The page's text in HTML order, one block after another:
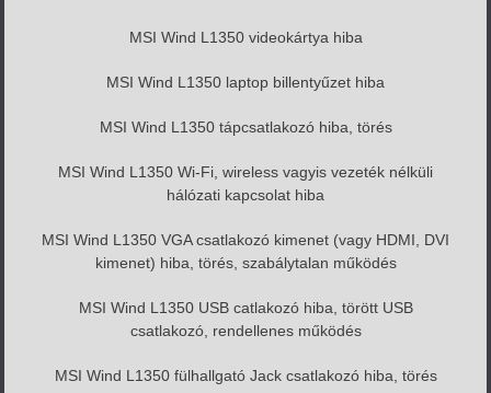
MSI Wind L1350 videokártya hiba
MSI Wind L1350 laptop billentyűzet hiba
MSI Wind L1350 tápcsatlakozó hiba, törés
MSI Wind L1350 Wi-Fi, wireless vagyis vezeték nélküli
hálózati kapcsolat hiba
MSI Wind L1350 VGA csatlakozó kimenet (vagy HDMI, DVI
kimenet) hiba, törés, szabálytalan működés
MSI Wind L1350 USB catlakozó hiba, törött USB
csatlakozó, rendellenes működés
MSI Wind L1350 fülhallgató Jack csatlakozó hiba, törés